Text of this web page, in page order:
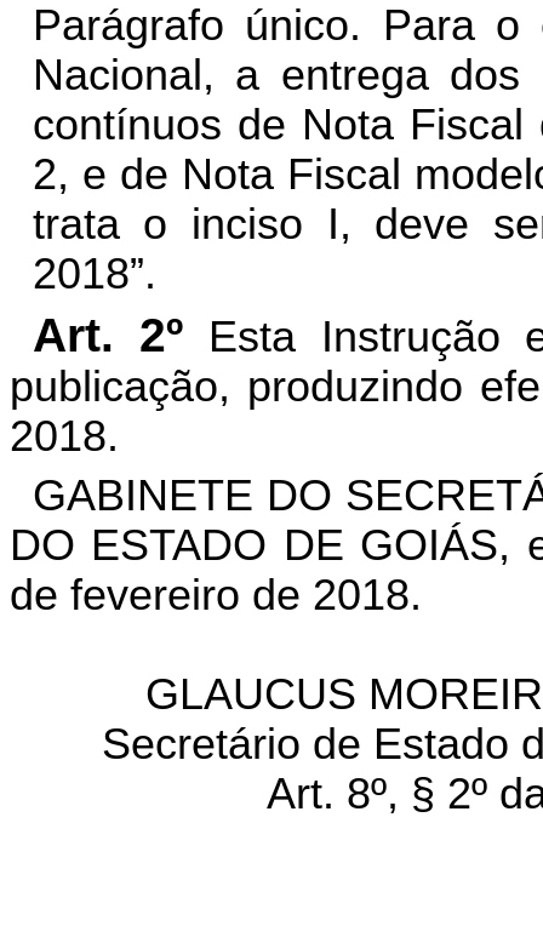
Parágrafo único. Para o
Nacional, a entrega
contínuos de Nota
2, e de Nota Fiscal
trata o inciso I, deve
2018”.
Art. 2º Esta Instrução
publicação, produzindo
2018.
GABINETE DO
DO ESTADO DE GOIÁS,
de fevereiro de 2018.
GLAUCUS
Secretário de Estado
Art. 8º, § 2º